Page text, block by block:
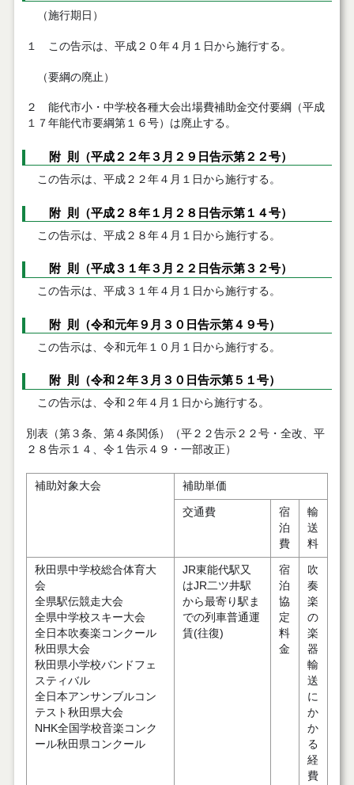
（施行期日）
１ この告示は、平成２０年４月１日から施行する。
（要綱の廃止）
２ 能代市小・中学校各種大会出場費補助金交付要綱（平成
１７年能代市要綱第１６号）は廃止する。
附 則（平成２２年３月２９日告示第２２号）
この告示は、平成２２年４月１日から施行する。
附 則（平成２８年１月２８日告示第１４号）
この告示は、平成２８年４月１日から施行する。
附 則（平成３１年３月２２日告示第３２号）
この告示は、平成３１年４月１日から施行する。
附 則（令和元年９月３０日告示第４９号）
この告示は、令和元年１０月１日から施行する。
附 則（令和２年３月３０日告示第５１号）
この告示は、令和２年４月１日から施行する。
別表（第３条、第４条関係）（平２２告示２２号・全改、平
２８告示１４、令１告示４９・一部改正）
補助対象大会 補助単価
交通費
宿
泊
費
輸
送
料
秋田県中学校総合体育大
会
全県駅伝競走大会
全県中学校スキー大会
全日本吹奏楽コンクール
秋田県大会
秋田県小学校バンドフェ
スティバル
全日本アンサンブルコン
テスト秋田県大会
NHK全国学校音楽コンク
ール秋田県コンクール
JR東能代駅又
はJR二ツ井駅
から最寄り駅ま
での列車普通運
賃(往復)
宿
泊
協
定
料
金
吹
奏
楽
の
楽
器
輸
送
に
か
か
る
経
費